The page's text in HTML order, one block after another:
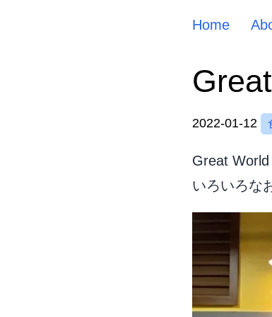
Home
2022-01-12
Great World
いろいろな